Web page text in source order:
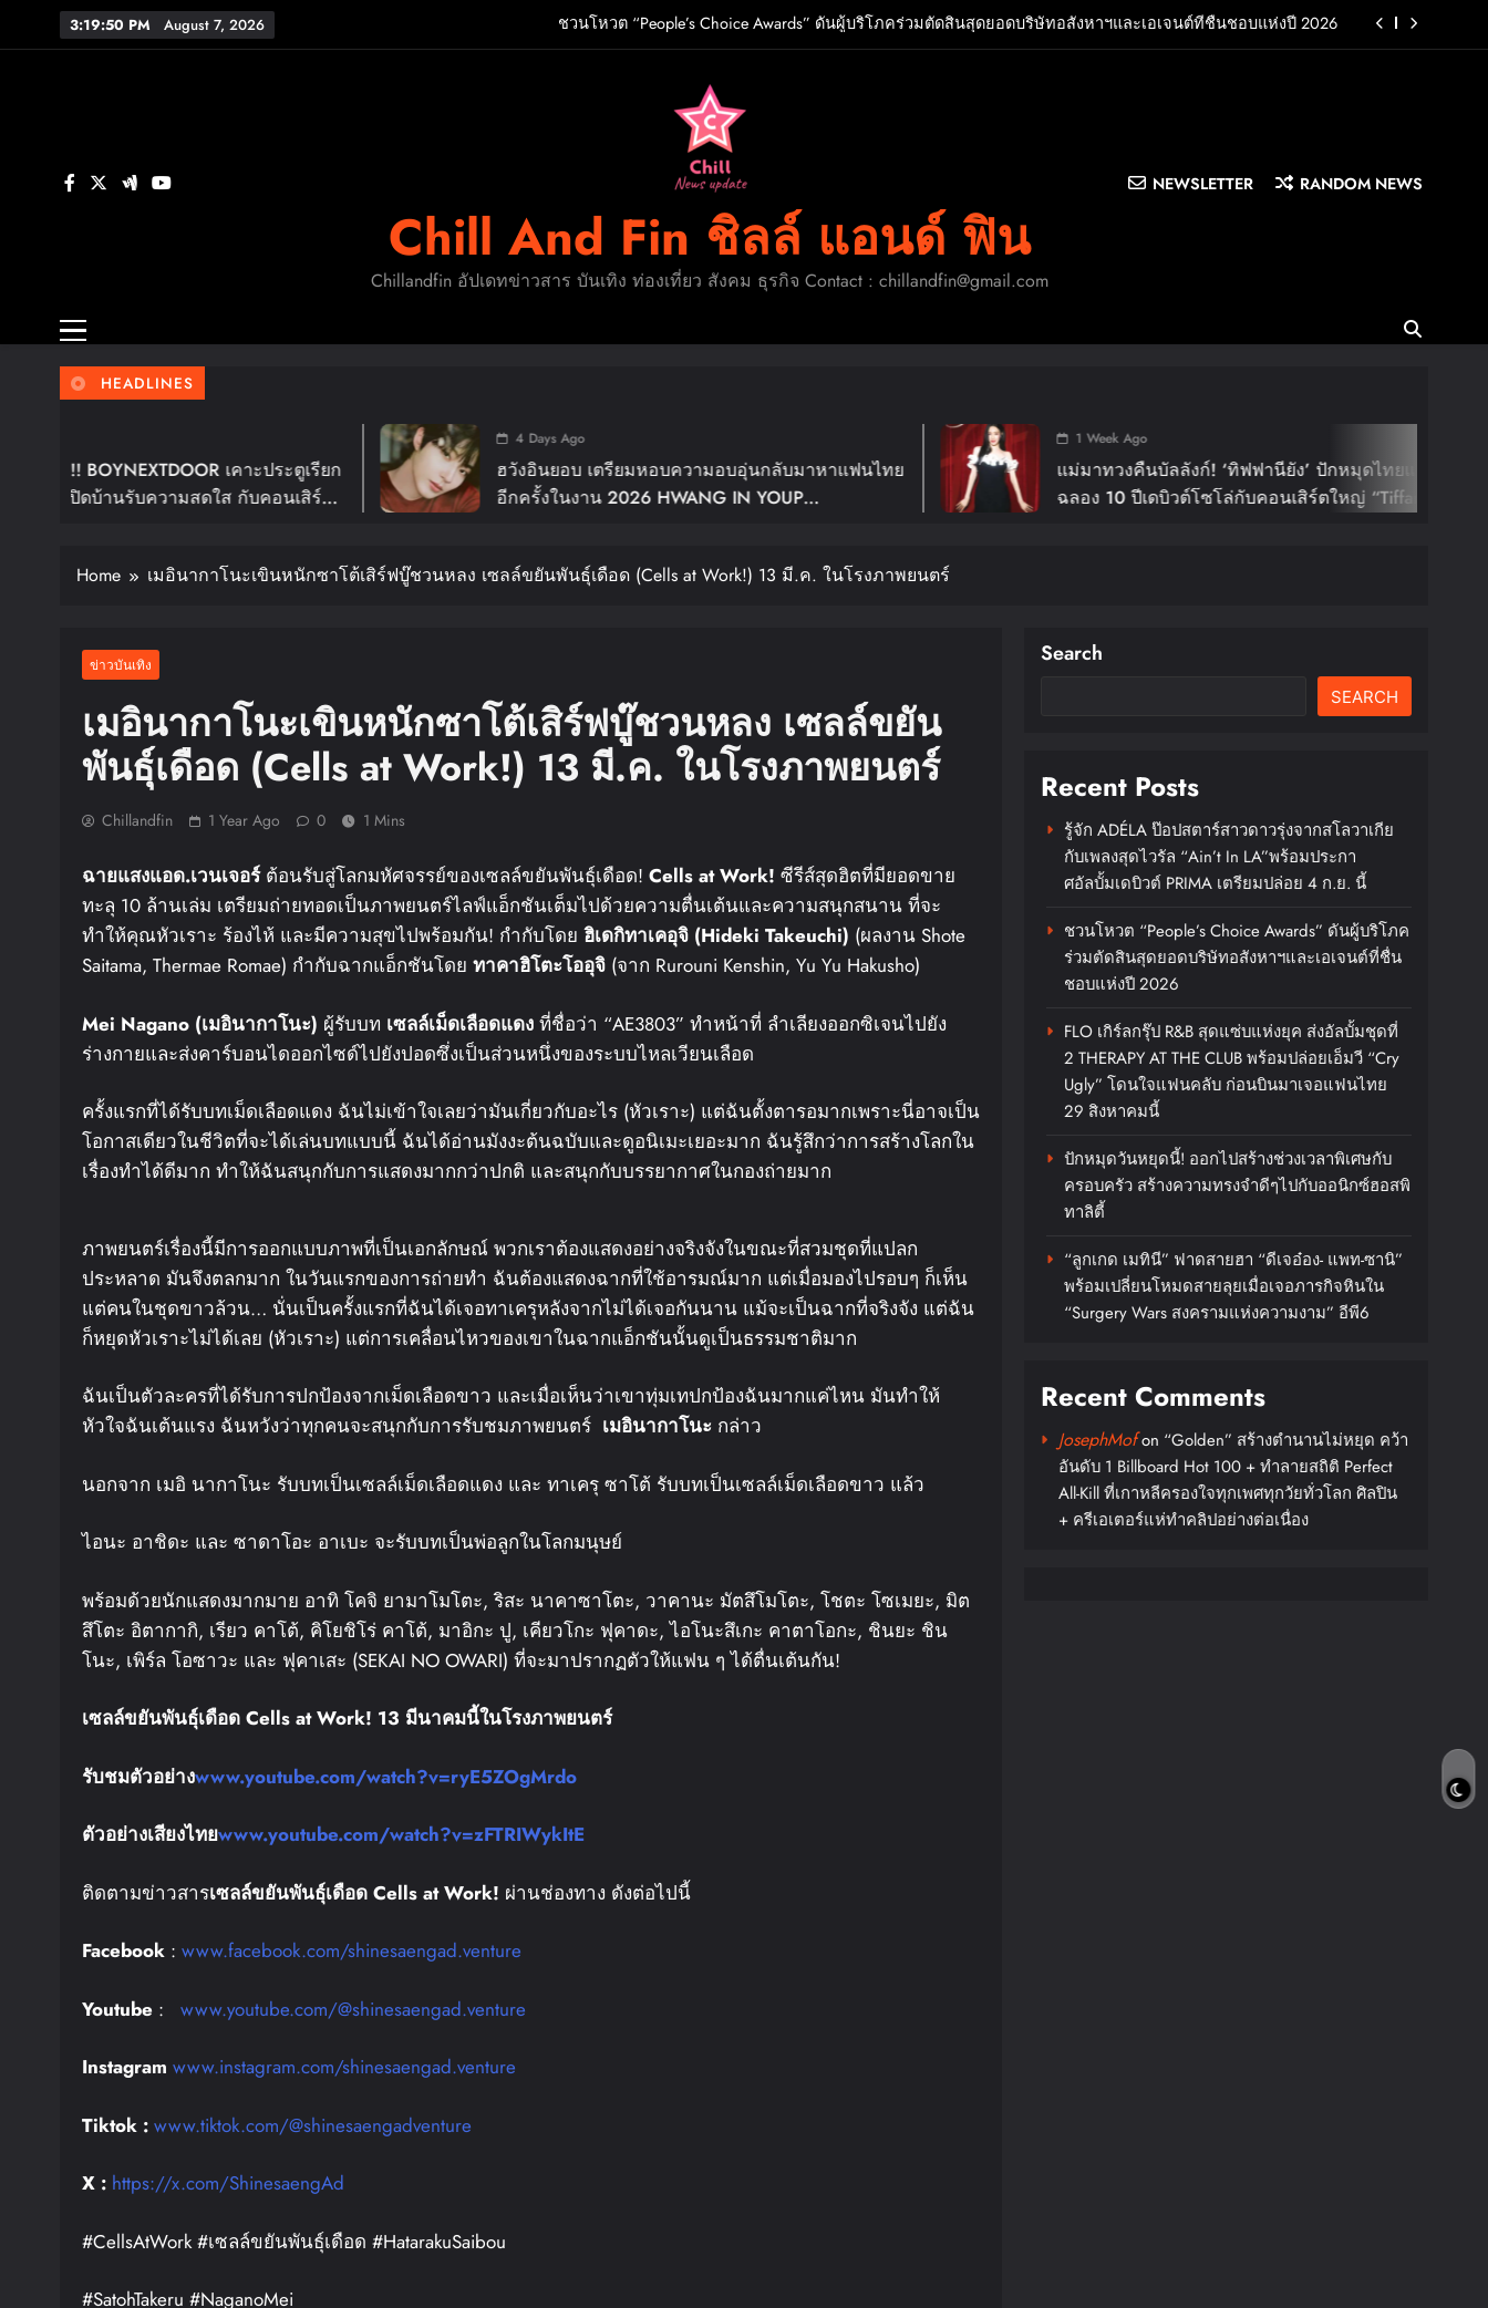
3:19:51 PM August 7, 2026
ชวนโหวต “People’s Choice Awards” ดันผู้บริโภคร่วมตัดสินสุดยอดบริษัทอสังหาฯและเอเจนต์ที่ชื่นชอบแห่งปี 2026
ปักหมุดวันหยุดนี้! ออกไปสร้างช่วงเวลาพิเศษกับครอบครัว สร้างความทรงจำดีๆไปกับออนิกซ์ฮอสพิทาลิตี้
รู้จัก ADÉLA ป๊อปสตาร์สาวดาวรุ่งจากสโลวาเกีย กับเพลงสุดไวรัล “Ain’t In LA”พร้อมประกาศอัลบั้มเดบิวต์ PRIMA เตรียมปล่อย
4 ก.ย. นี้
ชวนโหวต “People’s Choice Awards” ดันผู้บริโภคร่วมตัดสินสุดยอดบริษัทอสังหาฯและเอเจนต์ที่ชื่นชอบแห่งปี 2026
FLO เกิร์ลกรุ๊ป R&B สุดแซ่บแห่งยุค ส่งอัลบั้มชุดที่ 2 THERAPY AT THE CLUB พร้อมปล่อยเอ็มวี “Cry Ugly” โดนใจแฟนคลับ ก่อน
Chill And Fin ชิลล์ แอนด์ ฟิน
Chillandfin อัปเดทข่าวสาร บันเทิง ท่องเที่ยว สังคม ธุรกิจ Contact : chillandfin@gmail.com
NEWSLETTER RANDOM NEWS
HEADLINES
เคาะประตูเรียก
นรับความสดใส กับคอนเสิร์ต
4 Days Ago
ฮวังอินยอบ เตรียมหอบความอบอุ่นกลับมาหาแฟนไทย
อีกครั้งในงาน 2026 HWANG IN YOUP
1 Week Ago
แม่มาทวงคืนบัลลังก์! ‘ทิฟฟานียัง’ ปักหมุดไทยแลนด์
ฉลอง 10 ปีเดบิวต์โซโล่กับคอนเสิร์ตใหญ่ “Tiffany
Home
เมอินากาโนะเขินหนักซาโต้เสิร์ฟบู๊ชวนหลง เซลล์ขยันพันธุ์เดือด (Cells at Work!) 13 มี.ค. ในโรงภาพยนตร์
ข่าวบันเทิง
เมอินากาโนะเขินหนักซาโต้เสิร์ฟบู๊ชวนหลง เซลล์ขยัน
พันธุ์เดือด (Cells at Work!) 13 มี.ค. ในโรงภาพยนตร์
Chillandfin 1 Year Ago 0 1 Mins
ฉายแสงแอด.เวนเจอร์ต้อนรับสู่โลกมหัศจรรย์ของเซลล์ขยันพันธุ์เดือด! Cells at Work! ซีรีส์สุดฮิตที่มียอดขาย
ทะลุ 10 ล้านเล่ม เตรียมถ่ายทอดเป็นภาพยนตร์ไลฟ์แอ็กชันเต็มไปด้วยความตื่นเต้นและความสนุกสนาน ที่จะ
ทำให้คุณหัวเราะ ร้องไห้ และมีความสุขไปพร้อมกัน! กำกับโดย ฮิเดกิทาเคอุจิ (Hideki Takeuchi) (ผลงาน Shote
Saitama, Thermae Romae) กำกับฉากแอ็กชันโดย ทาคาฮิโตะโออุจิ (จาก Rurouni Kenshin, Yu Yu Hakusho)
Mei Nagano (เมอินากาโนะ) ผู้รับบท เซลล์เม็ดเลือดแดง ที่ชื่อว่า “AE3803” ทำหน้าที่ ลำเลียงออกซิเจนไปยัง
ร่างกายและส่งคาร์บอนไดออกไซด์ไปยังปอดซึ่งเป็นส่วนหนึ่งของระบบไหลเวียนเลือด
ครั้งแรกที่ได้รับบทเม็ดเลือดแดง ฉันไม่เข้าใจเลยว่ามันเกี่ยวกับอะไร (หัวเราะ) แต่ฉันตั้งตารอมากเพราะนี่อาจเป็น
โอกาสเดียวในชีวิตที่จะได้เล่นบทแบบนี้ ฉันได้อ่านมังงะต้นฉบับและดูอนิเมะเยอะมาก ฉันรู้สึกว่าการสร้างโลกใน
เรื่องทำได้ดีมาก ทำให้ฉันสนุกกับการแสดงมากกว่าปกติ และสนุกกับบรรยากาศในกองถ่ายมาก
ภาพยนตร์เรื่องนี้มีการออกแบบภาพที่เป็นเอกลักษณ์ พวกเราต้องแสดงอย่างจริงจังในขณะที่สวมชุดที่แปลก
ประหลาด มันจึงตลกมาก ในวันแรกของการถ่ายทำ ฉันต้องแสดงฉากที่ใช้อารมณ์มาก แต่เมื่อมองไปรอบๆ ก็เห็น
แต่คนในชุดขาวล้วน… นั่นเป็นครั้งแรกที่ฉันได้เจอทาเครุหลังจากไม่ได้เจอกันนาน แม้จะเป็นฉากที่จริงจัง แต่ฉัน
ก็หยุดหัวเราะไม่ได้เลย (หัวเราะ) แต่การเคลื่อนไหวของเขาในฉากแอ็กชันนั้นดูเป็นธรรมชาติมาก
ฉันเป็นตัวละครที่ได้รับการปกป้องจากเม็ดเลือดขาว และเมื่อเห็นว่าเขาทุ่มเทปกป้องฉันมากแค่ไหน มันทำให้
หัวใจฉันเต้นแรง ฉันหวังว่าทุกคนจะสนุกกับการรับชมภาพยนตร์ เมอินากาโนะ กล่าว
นอกจาก เมอิ นากาโนะ รับบทเป็นเซลล์เม็ดเลือดแดง และ ทาเครุ ซาโต้ รับบทเป็นเซลล์เม็ดเลือดขาว แล้ว
ไอนะ อาชิดะ และ ซาดาโอะ อาเบะ จะรับบทเป็นพ่อลูกในโลกมนุษย์
พร้อมด้วยนักแสดงมากมาย อาทิ โคจิ ยามาโมโตะ, ริสะ นาคาซาโตะ, วาคานะ มัตสึโมโตะ, โชตะ โซเมยะ, มิต
สึโตะ อิตากากิ, เรียว คาโต้, คิโยชิโร่ คาโต้, มาอิกะ ปู, เคียวโกะ ฟุคาดะ, ไอโนะสึเกะ คาตาโอกะ, ชินยะ ชิน
โนะ, เพิร์ล โอซาวะ และ ฟุคาเสะ (SEKAI NO OWARI) ที่จะมาปรากฏตัวให้แฟน ๆ ได้ตื่นเต้นกัน!
เซลล์ขยันพันธุ์เดือด Cells at Work! 13 มีนาคมนี้ในโรงภาพยนตร์
รับชมตัวอย่างwww.youtube.com/watch?v=ryE5ZOgMrdo
ตัวอย่างเสียงไทยwww.youtube.com/watch?v=zFTRIWykItE
ติดตามข่าวสารเซลล์ขยันพันธุ์เดือด Cells at Work! ผ่านช่องทาง ดังต่อไปนี้
Facebook : www.facebook.com/shinesaengad.venture
Youtube : www.youtube.com/@shinesaengad.venture
Instagram www.instagram.com/shinesaengad.venture
Tiktok : www.tiktok.com/@shinesaengadventure
X : https://x.com/ShinesaengAd
#CellsAtWork #เซลล์ขยันพันธุ์เดือด #HatarakuSaibou
#SatohTakeru #NaganoMei
Search
SEARCH
Recent Posts
รู้จัก ADÉLA ป๊อปสตาร์สาวดาวรุ่งจากสโลวาเกีย
กับเพลงสุดไวรัล “Ain’t In LA”พร้อมประกา
ศอัลบั้มเดบิวต์ PRIMA เตรียมปล่อย 4 ก.ย. นี้
ชวนโหวต “People’s Choice Awards” ดันผู้บริโภค
ร่วมตัดสินสุดยอดบริษัทอสังหาฯและเอเจนต์ที่ชื่น
ชอบแห่งปี 2026
FLO เกิร์ลกรุ๊ป R&B สุดแซ่บแห่งยุค ส่งอัลบั้มชุดที่
2 THERAPY AT THE CLUB พร้อมปล่อยเอ็มวี “Cry
Ugly” โดนใจแฟนคลับ ก่อนบินมาเจอแฟนไทย
29 สิงหาคมนี้
ปักหมุดวันหยุดนี้! ออกไปสร้างช่วงเวลาพิเศษกับ
ครอบครัว สร้างความทรงจำดีๆไปกับออนิกซ์ฮอสพิ
ทาลิตี้
“ลูกเกด เมทินี” ฟาดสายฮา “ดีเจอ๋อง- แพท-ซานิ”
พร้อมเปลี่ยนโหมดสายลุยเมื่อเจอภารกิจหินใน
“Surgery Wars สงครามแห่งความงาม” อีพี6
Recent Comments
JosephMofon “Golden” สร้างตำนานไม่หยุด คว้า
อันดับ 1 Billboard Hot 100 + ทำลายสถิติ Perfect
All-Kill ที่เกาหลีครองใจทุกเพศทุกวัยทั่วโลก ศิลปิน
+ ครีเอเตอร์แห่ทำคลิปอย่างต่อเนื่อง